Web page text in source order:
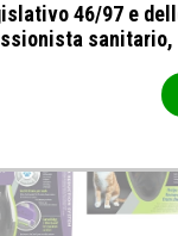
46/97 e